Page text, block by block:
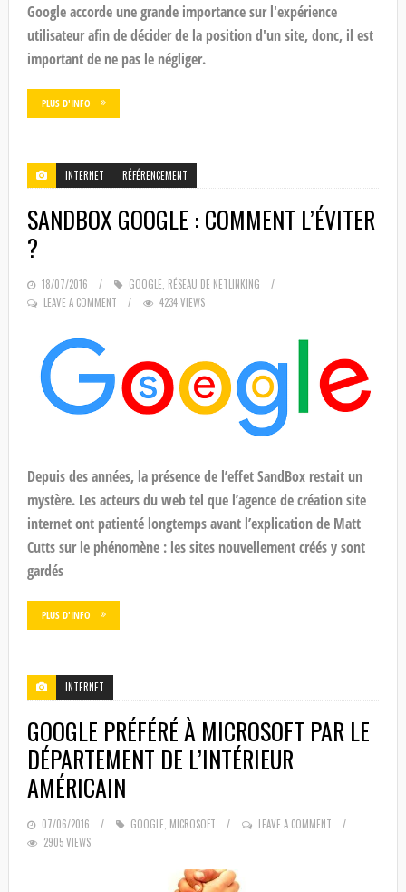
Google accorde une grande importance sur l'expérience
utilisateur afin de décider de la position d'un site, donc, il est
important de ne pas le négliger.
PLUS D'INFO
INTERNET RÉFÉRENCEMENT
SANDBOX GOOGLE : COMMENT L’ÉVITER
?
POSTED
ON
18/07/2016 GOOGLE RÉSEAU DE NETLINKING
LEAVE A COMMENT
4234 VIEWS
Depuis des années, la présence de l’effet SandBox restait un
mystère. Les acteurs du web tel que l’agence de création site
internet ont patienté longtemps avant l’explication de Matt
Cutts sur le phénomène : les sites nouvellement créés y sont
gardés
PLUS D'INFO
INTERNET
GOOGLE PRÉFÉRÉ À MICROSOFT PAR LE
DÉPARTEMENT DE L’INTÉRIEUR
AMÉRICAIN
POSTED
ON
07/06/2016 GOOGLE, MICROSOFT
LEAVE A COMMENT
2905 VIEWS